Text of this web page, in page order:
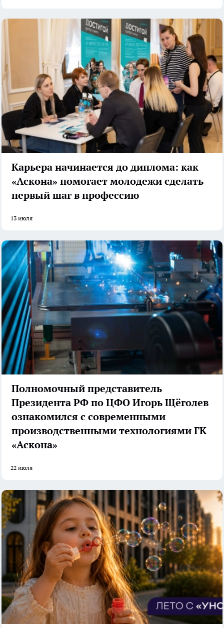
Карьера начинается до диплома: как
«Аскона» помогает молодежи сделать
первый шаг в профессию
13 июля
Полномочный представитель
Президента РФ по ЦФО Игорь Щёголев
ознакомился с современными
производственными технологиями ГК
«Аскона»
22 июля